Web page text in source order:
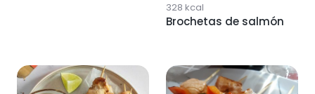
328 kcal
Brochetas de salmón